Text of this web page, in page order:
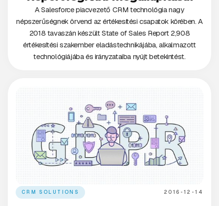
A Salesforce piacvezető CRM technológia nagy
népszerűségnek örvend az értékesítési csapatok körében. A
2018 tavaszán készült State of Sales Report 2,908
értékesítési szakember eladástechnikájába, alkalmazott
technológiájába és irányzataiba nyújt betekintést.
CRM SOLUTIONS 2016-12-14